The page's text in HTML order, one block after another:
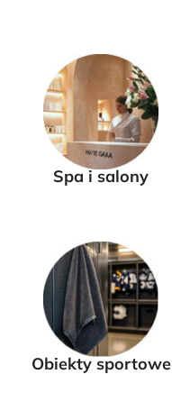
Spa i salony
Obiekty sportowe